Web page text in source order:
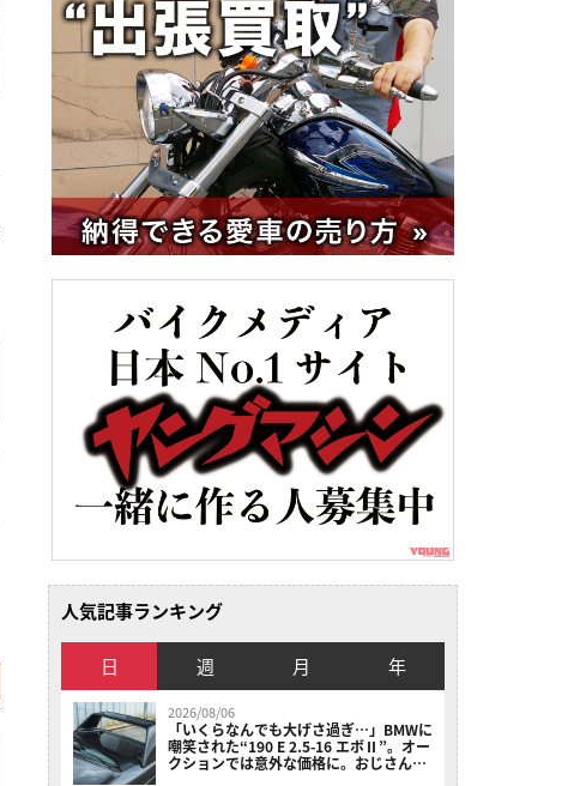
人気記事ランキング
日 週 月 年
2026/08/06
「いくらなんでも大げさ過ぎ…」BMWに
嘲笑された“190 E 2.5-16 エボⅡ”。オー
クションでは意外な価格に。おじさん達